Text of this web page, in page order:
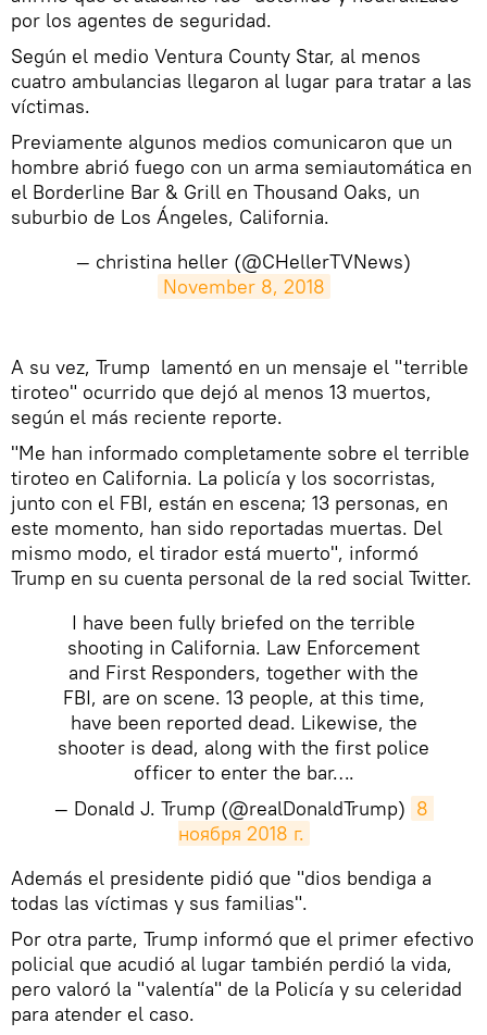
por los agentes de seguridad.
Según el medio Ventura County Star, al menos
cuatro ambulancias llegaron al lugar para tratar a las
víctimas.
Previamente algunos medios comunicaron que un
hombre abrió fuego con un arma semiautomática en
el Borderline Bar & Grill en Thousand Oaks, un
suburbio de Los Ángeles, California.
— christina heller (@CHellerTVNews)
November 8, 2018
A su vez, Trump lamentó en un mensaje el "terrible
tiroteo" ocurrido que dejó al menos 13 muertos,
según el más reciente reporte.
"Me han informado completamente sobre el terrible
tiroteo en California. La policía y los socorristas,
junto con el FBI, están en escena; 13 personas, en
este momento, han sido reportadas muertas. Del
mismo modo, el tirador está muerto", informó
Trump en su cuenta personal de la red social Twitter.
I have been fully briefed on the terrible
shooting in California. Law Enforcement
and First Responders, together with the
FBI, are on scene. 13 people, at this time,
have been reported dead. Likewise, the
shooter is dead, along with the first police
officer to enter the bar….
— Donald J. Trump (@realDonaldTrump) 8
ноября 2018 г.
​Además el presidente pidió que "dios bendiga a
todas las víctimas y sus familias".
Por otra parte, Trump informó que el primer efectivo
policial que acudió al lugar también perdió la vida,
pero valoró la "valentía" de la Policía y su celeridad
para atender el caso.